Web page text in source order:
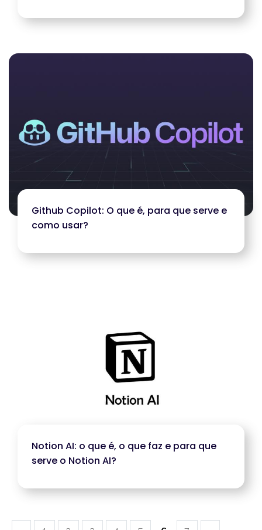
Github Copilot: O que é, para que serve e
como usar?
Notion AI: o que é, o que faz e para que
serve o Notion AI?